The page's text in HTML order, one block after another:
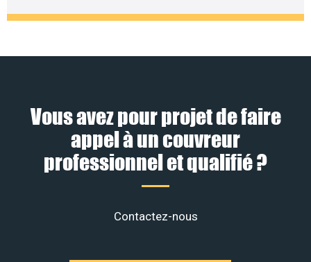
Vous avez pour projet de faire
appel à un couvreur
professionnel et qualifié ?
Contactez-nous